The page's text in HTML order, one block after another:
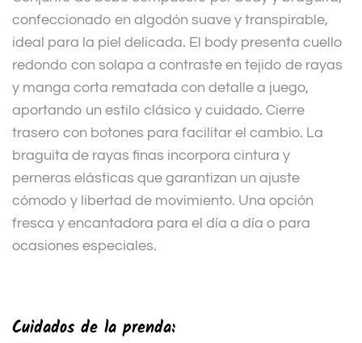
confeccionado en algodón suave y transpirable,
ideal para la piel delicada. El body presenta cuello
redondo con solapa a contraste en tejido de rayas
y manga corta rematada con detalle a juego,
aportando un estilo clásico y cuidado. Cierre
trasero con botones para facilitar el cambio. La
braguita de rayas finas incorpora cintura y
perneras elásticas que garantizan un ajuste
cómodo y libertad de movimiento. Una opción
fresca y encantadora para el día a día o para
ocasiones especiales.
Cuidados de la prenda: